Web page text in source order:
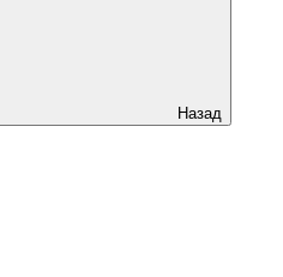
Назад